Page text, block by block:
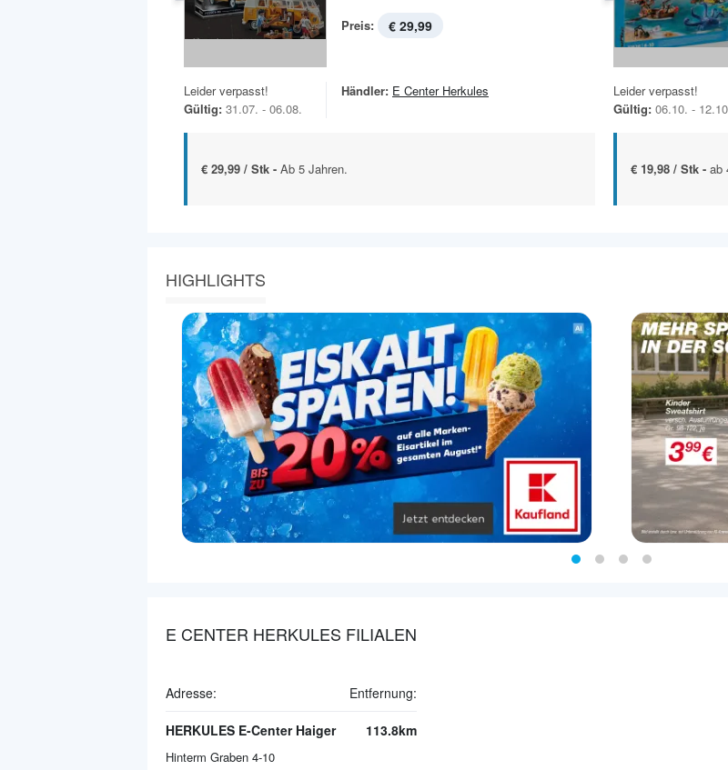
Preis: € 29,99
Leider verpasst!
Gültig: 31.07. - 06.08.
Händler: E Center Herkules
€ 29,99 / Stk - Ab 5 Jahren.
Leider verpasst!
Gültig: 06.10. -
€ 19,98 / Stk - ab
HIGHLIGHTS
E CENTER HERKULES FILIALEN
Adresse: Entfernung:
HERKULES E-Center Haiger
Hinterm Graben 4-10
113.8km